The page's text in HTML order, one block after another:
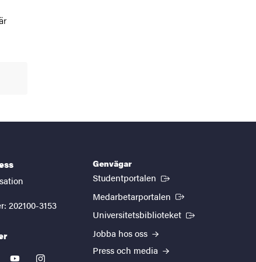
202100-3153
Genvägar
Studentportalen (Extern länk)
Medarbetarportalen (Extern länk)
Universitetsbiblioteket (Extern länk)
Jobba hos oss
Press och media